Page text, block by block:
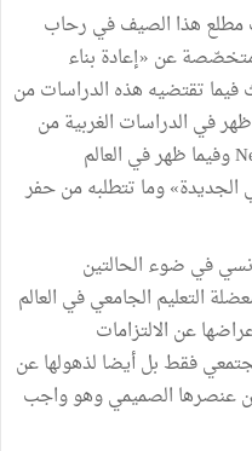
مطلع هذا الصيف في رحاب
عن «إعادة بناء
فيما تقتضيه هذه الدراسات من
في الدراسات الغربية من
أعمال المراجعين الجدد Neo-revisionists وفيما ظهر في العالم
الجديدة» وما تتطلبه من حفر
في ضوء الحالتين
التعليم الجامعي في العالم
عن الالتزامات
فقط بل أيضا لذهولها عن
عنصرها الصميمي وهو واجب